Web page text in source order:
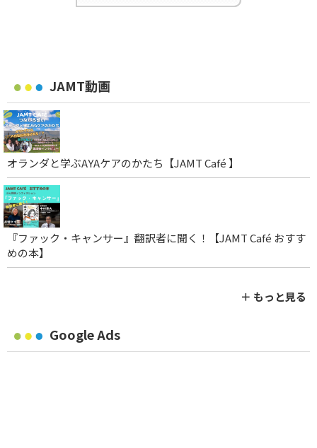
JAMT動画
オランダと学ぶAYAケアのかたち【JAMT Café 】
『ファック・キャンサー』翻訳者に聞く！【JAMT Café おすす
めの本】
＋ もっと見る
Google Ads